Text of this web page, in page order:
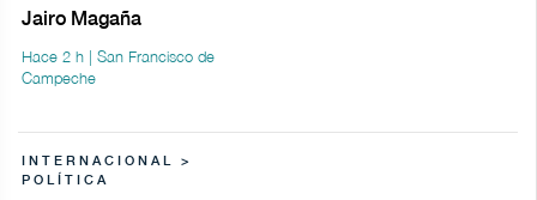
Jairo Magaña
Hace 2 h | San Francisco de
Campeche
INTERNACIONAL >
POLÍTICA